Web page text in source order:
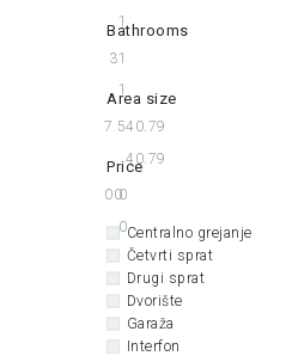
1
Bathrooms
1
1
3
Area size
40.79
40.79
117.5
Price
0
0
100
Centralno grejanje
Četvrti sprat
Drugi sprat
Dvorište
Garaža
Interfon